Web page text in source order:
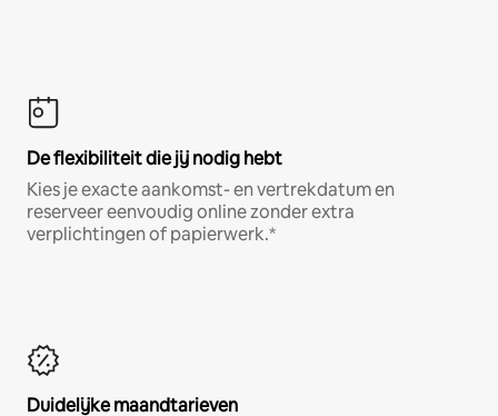
De flexibiliteit die jij nodig hebt
Kies je exacte aankomst- en vertrekdatum en
reserveer eenvoudig online zonder extra
verplichtingen of papierwerk.*
Duidelijke maandtarieven